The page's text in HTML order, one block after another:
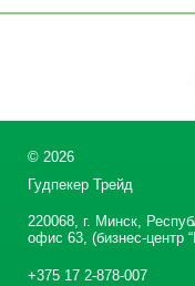
© 2026
Гудпекер Трейд
220068, г. Минск,
офис 63, (бизнес-центр
+375 17 2-878-007